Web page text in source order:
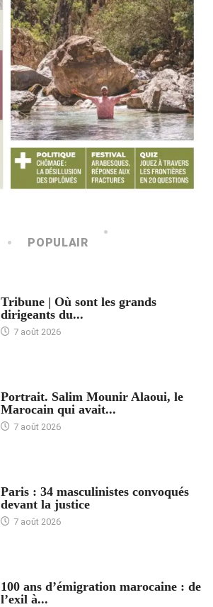
POPULAIR
Tribune | Où sont les grands
dirigeants du...
7 août 2026
Portrait. Salim Mounir Alaoui, le
Marocain qui avait...
7 août 2026
Paris : 34 masculinistes convoqués
devant la justice
7 août 2026
100 ans d’émigration marocaine : de
l’exil à...